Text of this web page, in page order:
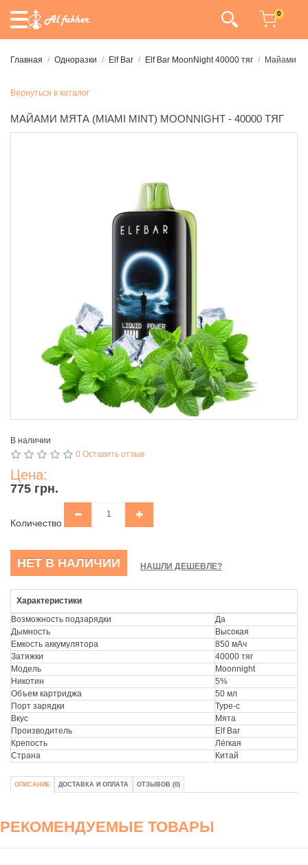
0
Главная Одноразки Elf Bar Elf Bar MoonNight 40000 тяг Майами
Вернуться в каталог
МАЙАМИ МЯТА (MIAMI MINT) MOONNIGHT - 40000 ТЯГ
В наличии
0 Оставить отзыв
Цена:
775 грн.
Количество
НЕТ В НАЛИЧИИ НАШЛИ ДЕШЕВЛЕ?
Характеристики
Возможность подзарядки
Да
Дымность
Высокая
Емкость аккумулятора
850 мАч
Затяжки
40000 тяг
Модель
Moonnight
Никотин
5%
Объем картриджа
50 мл
Порт зарядки
Type-c
Вкус
Мята
Производитель
Elf Bar
Крепость
Лёгкая
Страна
Китай
ОПИСАНИЕ ДОСТАВКА И ОПЛАТА ОТЗЫВОВ (0)
РЕКОМЕНДУЕМЫЕ ТОВАРЫ